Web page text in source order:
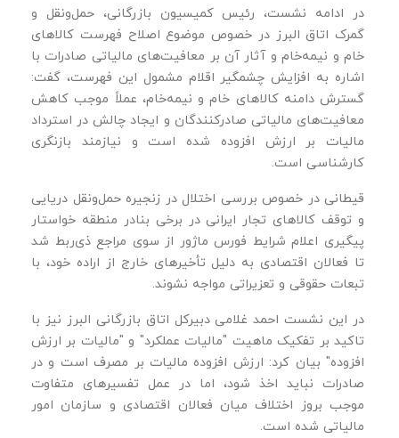
در ادامه نشست، رئیس کمیسیون بازرگانی، حمل‌ونقل و
گمرک اتاق البرز در خصوص موضوع اصلاح فهرست کالاهای
خام و نیمه‌خام و آثار آن بر معافیت‌های مالیاتی صادرات با
اشاره به افزایش چشمگیر اقلام مشمول این فهرست، گفت:
گسترش دامنه کالاهای خام و نیمه‌خام، عملاً موجب کاهش
معافیت‌های مالیاتی صادرکنندگان و ایجاد چالش در استرداد
مالیات بر ارزش افزوده شده است و نیازمند بازنگری
کارشناسی است.
قیطانی در خصوص بررسی اختلال در زنجیره حمل‌ونقل دریایی
و توقف کالاهای تجار ایرانی در برخی بنادر منطقه خواستار
پیگیری اعلام شرایط فورس‌ ماژور از سوی مراجع ذی‌ربط شد
تا فعالان اقتصادی به دلیل تأخیرهای خارج از اراده خود، با
تبعات حقوقی و تعزیراتی مواجه نشوند.
در این نشست احمد غلامی دبیرکل اتاق بازرگانی البرز نیز با
تاکید بر تفکیک ماهیت "مالیات عملکرد" و "مالیات بر ارزش
افزوده" بیان کرد: ارزش افزوده مالیات بر مصرف است و در
صادرات نباید اخذ شود، اما در عمل تفسیرهای متفاوت
موجب بروز اختلاف میان فعالان اقتصادی و سازمان امور
مالیاتی شده است.